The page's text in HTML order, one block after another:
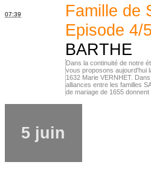
07:39
Famille de
Episode 4/5
BARTHE
Dans la continuité de notre
vous proposons aujourd'hui
1632 Marie VERNHET.
alliances entre les familles
de mariage de 1655
5 juin